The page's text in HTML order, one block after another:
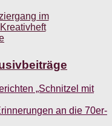
„Schnitzel mit
an die 70er-